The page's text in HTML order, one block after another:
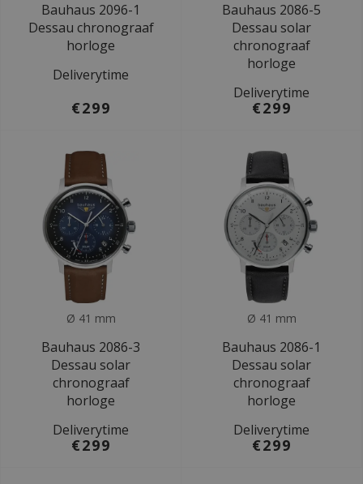
Bauhaus 2096-1
Dessau chronograaf
horloge
Deliverytime
€299
Bauhaus 2086-5
Dessau solar
chronograaf
horloge
Deliverytime
€299
Ø 41 mm
Bauhaus 2086-3
Dessau solar
chronograaf
horloge
Deliverytime
€299
Ø 41 mm
Bauhaus 2086-1
Dessau solar
chronograaf
horloge
Deliverytime
€299